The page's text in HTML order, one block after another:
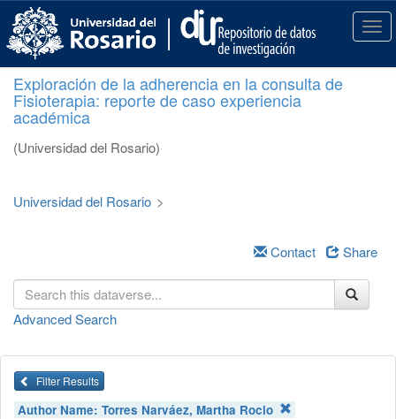
p
T
o
g
t
Exploración de la adherencia en la consulta de
Fisioterapia: reporte de caso experiencia
académica
(Universidad del Rosario)
Universidad del Rosario >
Contact Share
Advanced Search
Filter Results
Author Name:Torres Narváez, Martha Rocio